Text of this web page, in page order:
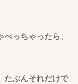
っちゃったら、
たぶんそれだけで